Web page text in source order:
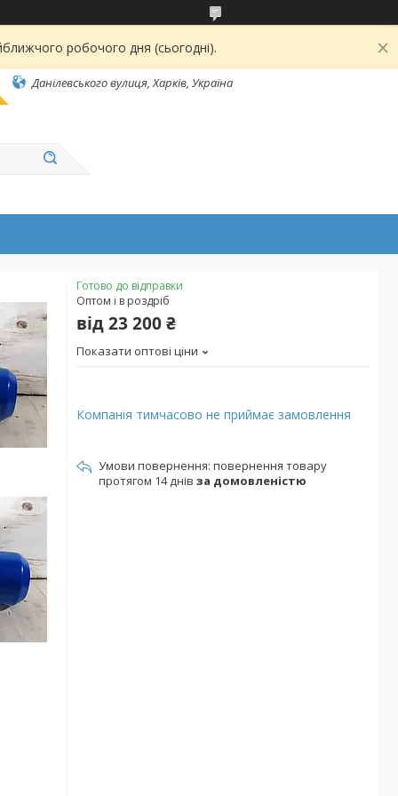
робочого дня (сьогодні).
Данілевського вулиця, Харків, Україна
Готово до відправки
Оптом і в роздріб
від23 200 ₴
Показати оптові ціни
Компанія тимчасово не приймає замовлення
повернення товару
протягом 14 днів за домовленістю